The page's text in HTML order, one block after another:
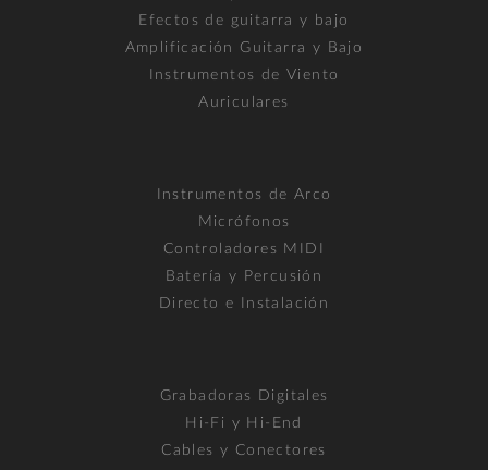
Efectos de guitarra y bajo
Amplificación Guitarra y Bajo
Instrumentos de Viento
Auriculares
Instrumentos de Arco
Micrófonos
Controladores MIDI
Batería y Percusión
Directo e Instalación
Grabadoras Digitales
Hi-Fi y Hi-End
Cables y Conectores